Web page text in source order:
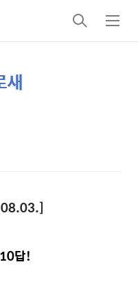
검
색
메
뉴
]
10답!